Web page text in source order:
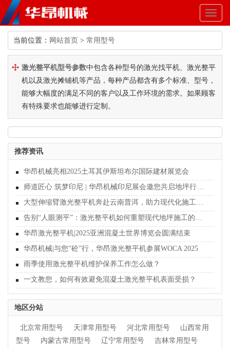
Toggle
当前位置： 网站首页 > 常用型号
激光整平机型号参数中包含各种型号的激光找平机、激光整平
机以及激光摊铺机等产品，每种产品都含有多个标准、型号，
能够大幅度的满足不同的客户以及工作环境的需求。如果顾客
有特殊要求也能够进行定制。
推荐资讯
华昂机械亮相2025土耳其伊斯坦布尔国际建材展览会
师道匠心 筑梦印尼 | 华昂机械印尼展会邀您共启地坪行业新纪元
大型伸缩臂激光整平机奔赴云南普洱，助力现代化施工新篇章
告别“人眼测平”：激光整平机如何重塑现代地坪施工的行业标准
华昂激光整平机|2025亚洲混凝土世界博览会圆满结束
华昂机械|与您“砼”行，华昂激光整平机参展WOCA 2025
雨季使用激光整平机维护保养工作怎么做？
一文教您，如何有效避免混凝土激光整平机表面受损？
地区分站
北京常用型号 天津常用型号 河北常用型号
山西常用
型号
内蒙古常用型号 辽宁常用型号
吉林常用型号